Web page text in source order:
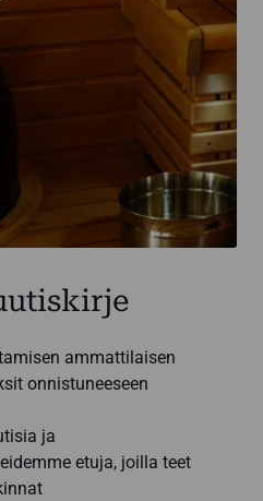
ammattilaisen
onnistuneeseen
ja
etuja, joilla teet